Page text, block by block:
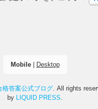
Mobile| Desktop
格答案公式ブログ . All rights
by
LIQUID PRESS